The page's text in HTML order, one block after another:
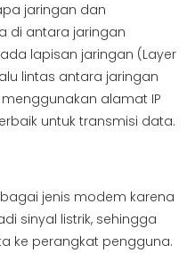
jaringan dan
di antara jaringan
lapisan jaringan (Layer
lintas antara jaringan
alamat IP
untuk transmisi data.
jenis modem karena
sinyal listrik, sehingga
ke perangkat pengguna.